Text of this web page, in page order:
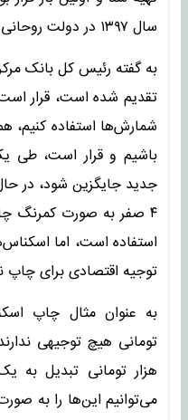
سال ۱۳۹۷ در دولت روحانی قرار بود حذف صفر انجام شود.
به گفته رئیس کل بانک
تقدیم شده است، قرار
شمارش‌ها استفاده
باشیم و قرار است، طی
جدید جایگزین شود، در
۴ صفر به صورت کمرنگ
استفاده است، اما
توجیه اقتصادی برای چاپ
هزار تومانی تبدیل
می‌توانیم این‌ها را به